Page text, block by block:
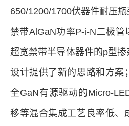
650/1200/1700伏器件耐压
禁带AlGaN功率P-i-N二极管
超宽禁带半导体器件的p型
设计提供了新的思路和方案
全GaN有源驱动的Micro-
移等混合集成工艺良率低、